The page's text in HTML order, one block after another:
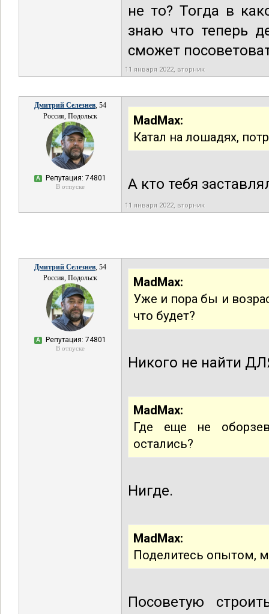
не то? Тогда в
знаю что теперь
сможет
11 января 2022, вторник
Дмитрий Селезнев, 54
Россия, Подольск
А Репутация: 74801
В отпуске
MadMax:
Катал на лошадях,
А кто тебя
11 января 2022, вторник
Дмитрий Селезнев, 54
Россия, Подольск
А Репутация: 74801
В отпуске
MadMax:
Уже и пора бы и
что будет?
Никого не найти
MadMax:
Где еще не
остались?
Нигде.
MadMax:
Поделитесь опытом,
Посоветую